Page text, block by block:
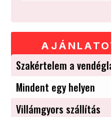
Szakértelem a
Mindent egy helyen
Villámgyors szállítás